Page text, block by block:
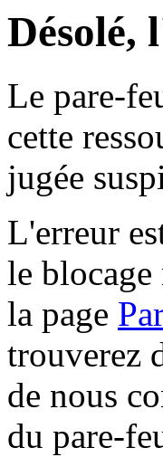
Désolé,
Le pare-
cette
jugée
L'erreur
le
la page
trouverez
de nous
du pare-